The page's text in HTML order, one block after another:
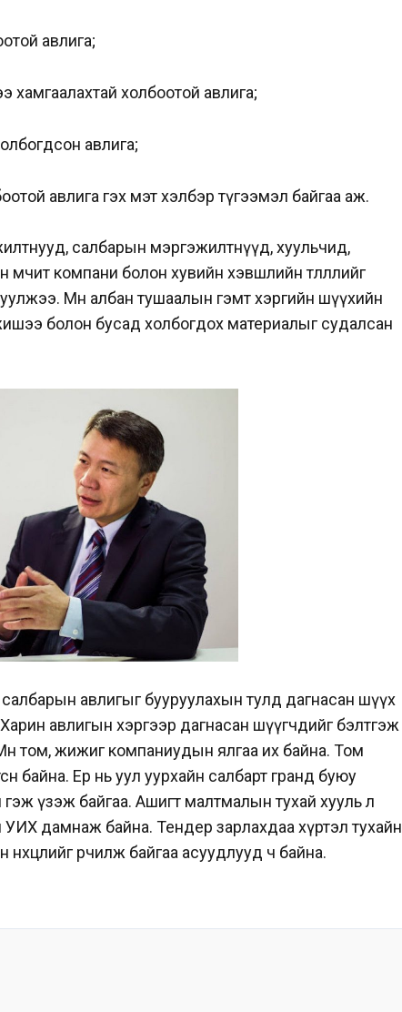
авлига;
хамгаалахтай холбоотой авлига;
авлига;
авлига гэх мэт хэлбэр түгээмэл байгаа аж.
салбарын мэргэжилтнүүд, хуульчид,
өмчит компани болон хувийн хэвшлийн төлөөллийг
Мөн албан тушаалын гэмт хэргийн шүүхийн
болон бусад холбогдох материалыг судалсан
авлигыг бууруулахын тулд дагнасан шүүх
авлигын хэргээр дагнасан шүүгчдийг бэлтгэж
том, жижиг компаниудын ялгаа их байна. Том
байна. Ер нь уул уурхайн салбарт гранд буюу
үзэж байгаа. Ашигт малтмалын тухай хууль л
УИХ дамнаж байна. Тендер зарлахдаа хүртэл тухайн
өөрчилж байгаа асуудлууд ч байна.